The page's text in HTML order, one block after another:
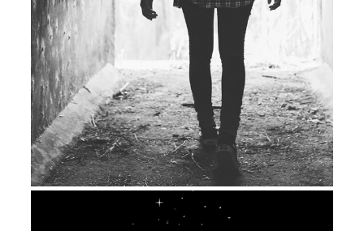
ни сил, ни желаний. Но я чувствовала, что
должна идти вперед. Маленькими
шагами, в полной темноте, когда кажется,
что уже некуда идти и в этом нет смысла.
Умереть я всегда успею. Но я должна
сделать все что в моих силах, чтобы…
позволить своей душе обрести покой. В
этой жизни и за ее пределами.